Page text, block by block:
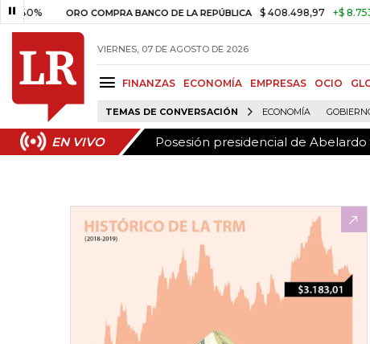
ORO COMPRA BANCO DE LA REPÚBLICA $ 408.498,97 +$ 8.753,81
VIERNES, 07 DE AGOSTO DE 2026
FINANZAS ECONOMÍA EMPRESAS OCIO
TEMAS DE CONVERSACIÓN ECONOMÍA
EN VIVO Posesión presidencial de Abelardo
EN VIVO Posesión presidencial de Abelardo